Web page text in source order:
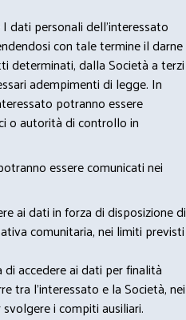
I dati personali dell’interessato
con tale termine il darne
determinati, dalla Società a terzi
adempimenti di legge. In
potranno essere
o autorità di controllo in
essere comunicati nei
ai dati in forza di disposizione di
comunitaria, nei limiti previsti
accedere ai dati per finalità
tra l’interessato e la Società, nei
i compiti ausiliari.